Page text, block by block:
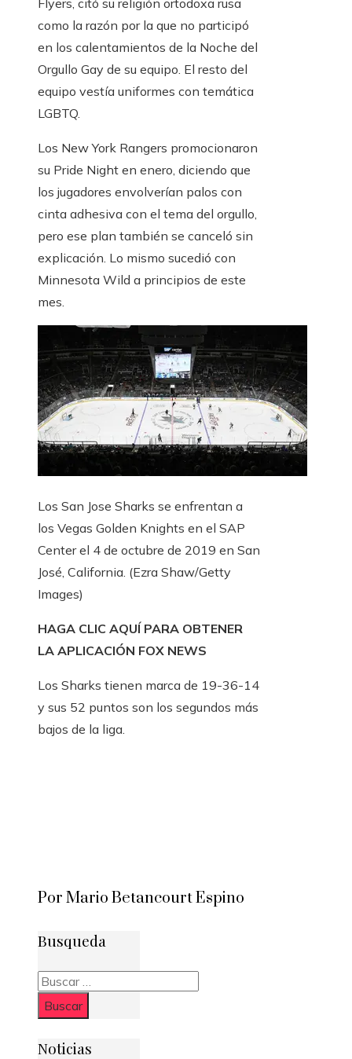
Flyers, citó su religión ortodoxa rusa
como la razón por la que no participó
en los calentamientos de la Noche del
Orgullo Gay de su equipo. El resto del
equipo vestía uniformes con temática
LGBTQ.
Los New York Rangers promocionaron
su Pride Night en enero, diciendo que
los jugadores envolverían palos con
cinta adhesiva con el tema del orgullo,
pero ese plan también se canceló sin
explicación. Lo mismo sucedió con
Minnesota Wild a principios de este
mes.
Los San Jose Sharks se enfrentan a
los Vegas Golden Knights en el SAP
Center el 4 de octubre de 2019 en San
José, California. (Ezra Shaw/Getty
Images)
HAGA CLIC AQUÍ PARA OBTENER
LA APLICACIÓN FOX NEWS
Los Sharks tienen marca de 19-36-14
y sus 52 puntos son los segundos más
bajos de la liga.
Por Mario Betancourt Espino
Busqueda
Buscar:
Noticias